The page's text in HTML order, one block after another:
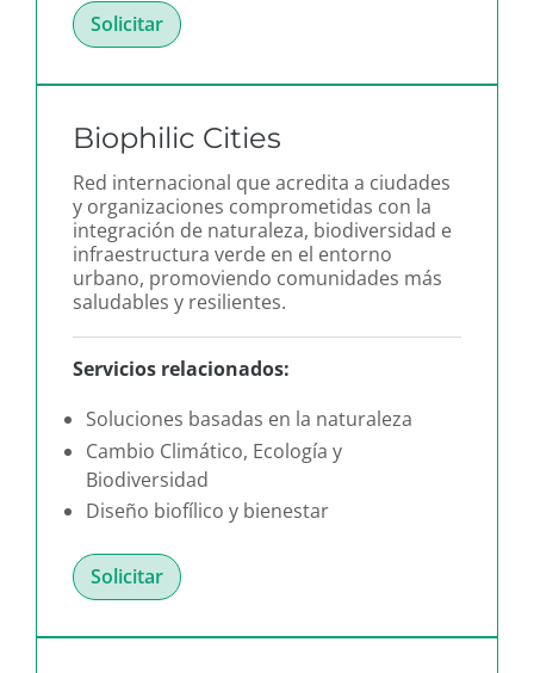
Solicitar
Biophilic Cities
Red internacional que acredita a ciudades
y organizaciones comprometidas con la
integración de naturaleza, biodiversidad e
infraestructura verde en el entorno
urbano, promoviendo comunidades más
saludables y resilientes.
Servicios relacionados:
Soluciones basadas en la naturaleza
Cambio Climático, Ecología y
Biodiversidad
Diseño biofílico y bienestar
Solicitar